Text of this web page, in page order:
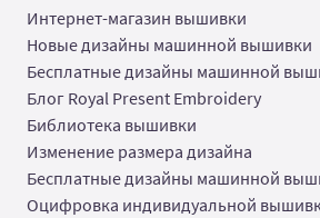
Интернет-магазин вышивки
Новые дизайны машинной вышивки
Бесплатные дизайны машинной
Блог Royal Present Embroidery
Библиотека вышивки
Изменение размера дизайна
Бесплатные дизайны машинной
Оцифровка индивидуальной